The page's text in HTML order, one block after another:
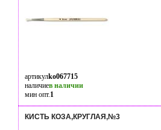
артикулko067715
наличиев наличии
мин опт.1
КИСТЬ КОЗА,КРУГЛАЯ,№3